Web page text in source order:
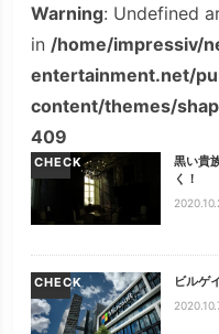
Warning: Undefined
in /home/impressiv/
entertainment.net/
content/themes/
409
CHECK
黒い貴
く！
CHECK ビルゲ